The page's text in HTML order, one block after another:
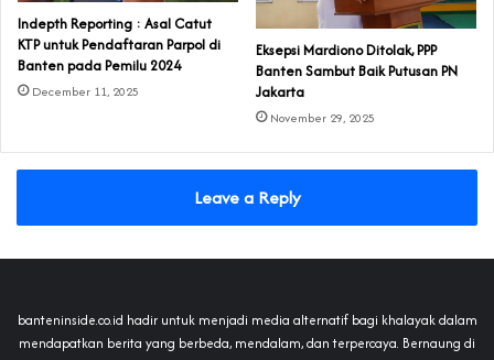
Indepth Reporting : Asal Catut
KTP untuk Pendaftaran Parpol di
Banten pada Pemilu 2024
December 11, 2025
Eksepsi Mardiono Ditolak, PPP
Banten Sambut Baik Putusan PN
Jakarta
November 29, 2025
Leave a Reply
banteninside.co.id hadir untuk menjadi media alternatif bagi khalayak dalam
mendapatkan berita yang berbeda, mendalam, dan terpercaya. Bernaung di